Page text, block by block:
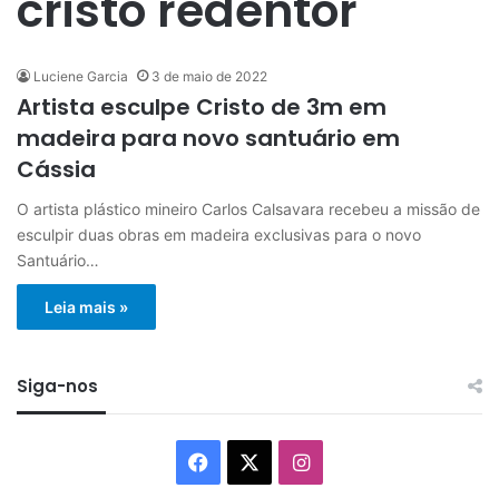
Luciene Garcia 3 de maio de 2022
Artista esculpe Cristo de 3m em
madeira para novo santuário em
Cássia
O artista plástico mineiro Carlos Calsavara recebeu a missão de
esculpir duas obras em madeira exclusivas para o novo
Santuário…
Leia mais »
Siga-nos
Facebook Instagram